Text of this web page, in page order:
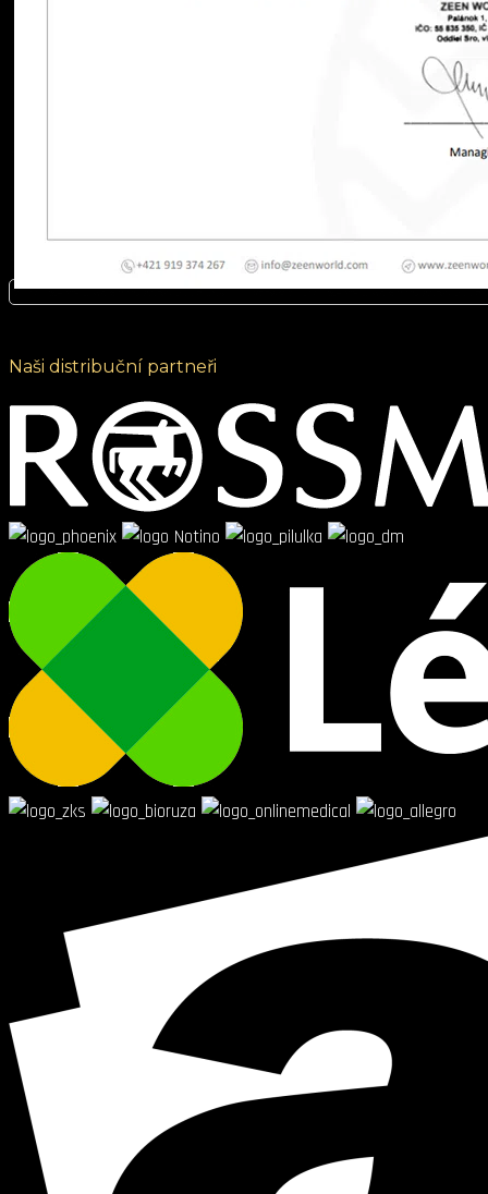
Naši distribuční partneři